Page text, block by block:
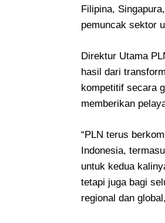
Filipina,
pemuncak sektor
Direktur Utama
hasil dari
kompetitif secara
memberikan
“PLN terus
Indonesia,
untuk kedua
tetapi juga bagi
regional dan